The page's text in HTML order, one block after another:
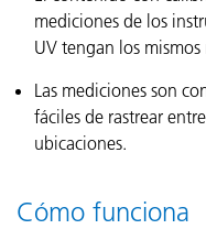
mediciones de los
UV tengan los
Las mediciones son
fáciles de rastrear
ubicaciones.
Cómo funciona